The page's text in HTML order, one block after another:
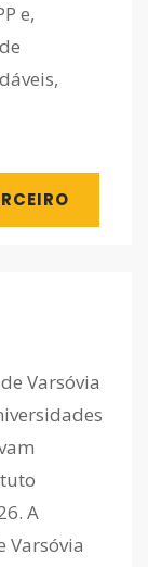
e,
Varsóvia
A
Varsóvia